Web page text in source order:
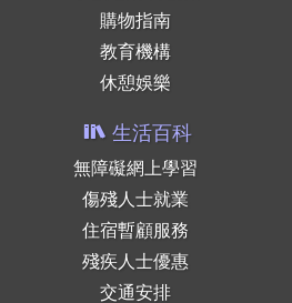
購物指南
教育機構
休憩娛樂
生活百科
無障礙網上學習
傷殘人士就業
住宿暫顧服務
殘疾人士優惠
交通安排